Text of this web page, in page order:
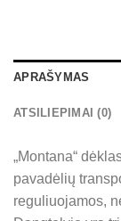
APRAŠYMAS
ATSILIEPIMAI (0)
„Montana“
pavadėlių
reguliuojamos,